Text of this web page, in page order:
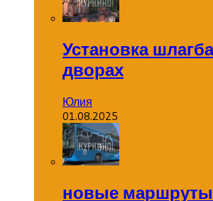
Установка
дворах
Юлия
01.08.2025
новые маршруты